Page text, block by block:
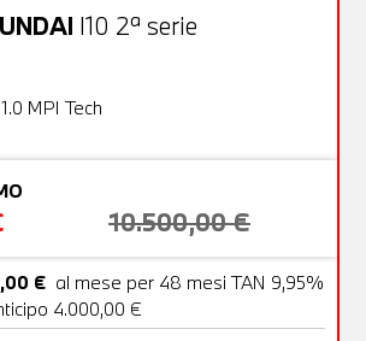
I10 2ª serie
OFFERTA
MPI Tech
10.500,00 €
€ al mese per 48 mesi TAN 9,95%
4.000,00 €